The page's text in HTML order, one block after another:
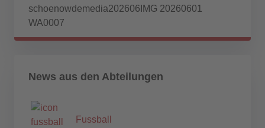
News aus den Abteilungen
Fussball